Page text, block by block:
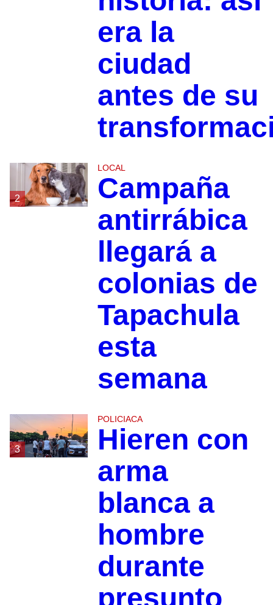
era la
ciudad
antes de su
2
LOCAL
Campaña
antirrábica
llegará a
colonias de
Tapachula
esta
semana
3
POLICIACA
Hieren con
arma
blanca a
hombre
durante
presunto